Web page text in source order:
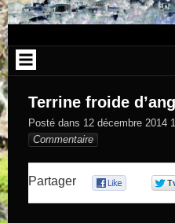
Terrine froide
Posté dans 12 décembre 2014
Commentaire
Partager